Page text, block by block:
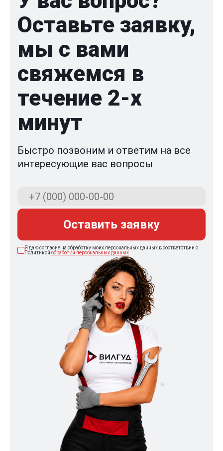
Оставьте заявку,
мы с вами
свяжемся в
течение 2-x
минут
Быстро позвоним и ответим на все
интересующие вас вопросы
Оставить заявку
Я даю согласие на обработку моих персональных данных в соответствии с
Политикой обработки персональных данных